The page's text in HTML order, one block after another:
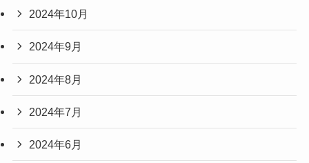
2024年10月
2024年9月
2024年8月
2024年7月
2024年6月